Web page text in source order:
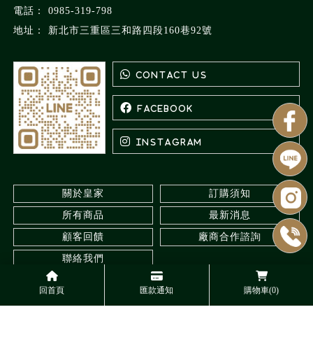
回首頁 匯款通知 購物車(0)
0985-319-798
新北市三重區三和路四段160巷92號
關於皇家 訂購須知
所有商品 最新消息
顧客回饋 廠商合作諮詢
聯絡我們
水族館 台北水族館 三重水族館 台北觀賞蝦專賣